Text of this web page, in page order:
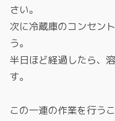
さい。
次に冷蔵庫のコンセン
う。
半日ほど経過したら、
す。
この一連の作業を行う